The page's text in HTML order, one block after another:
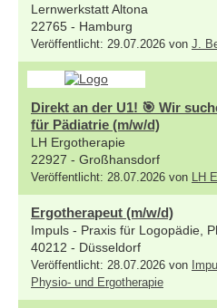
Lernwerkstatt Altona
22765 - Hamburg
Veröffentlicht: 29.07.2026 von J.
Direkt an der U1! 🎯 Wir
für Pädiatrie (m/w/d)
LH Ergotherapie
22927 - Großhansdorf
Veröffentlicht: 28.07.2026 von LH
Ergotherapeut (m/w/d)
Impuls - Praxis für Logopädie,
40212 - Düsseldorf
Veröffentlicht: 28.07.2026 von
Physio- und Ergotherapie